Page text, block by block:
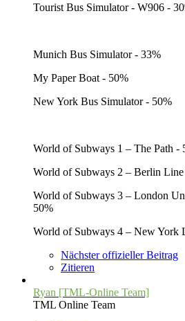
Tourist Bus Simulator - W906 -
Munich Bus Simulator - 33%
My Paper Boat - 50%
New York Bus Simulator - 50%
World of Subways 1 – The Path -
World of Subways 2 – Berlin
World of Subways 3 – London
50%
World of Subways 4 – New York
Nächster offizieller Beitrag
Zitieren
Ryan [TML-Online Team]
TML Online Team